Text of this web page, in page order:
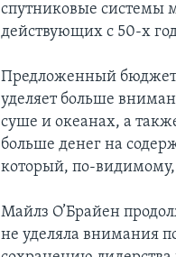
спутниковые системы
действующих с 50-х
Предложенный бюджет
уделяет больше
суше и океанах, а
больше денег на
который, по-видимому,
Майлз О’Брайен
не уделяла внимания